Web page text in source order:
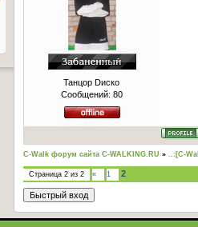
Танцор Dиско
Сообщений: 80
C-Walk форум сайта C-WALKING.RU » ..:[C-
Страница 2 из 2 « 1 2